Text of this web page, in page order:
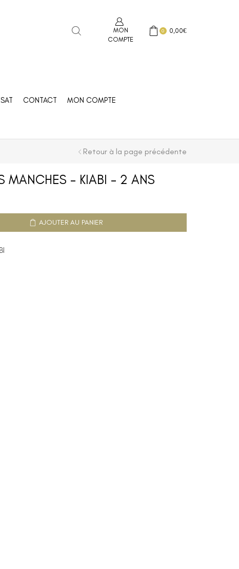
MON
COMPTE
0 0,00€
CONTACT MON COMPTE
Retour à la page précédente
MANCHES – KIABI – 2 ANS
AJOUTER AU PANIER